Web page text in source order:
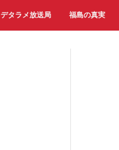
デタラメ放送局 福島の真実